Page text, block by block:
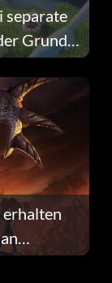
separate
Grund
erhalten